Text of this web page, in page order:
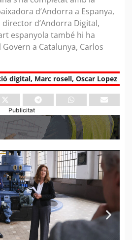
d’Andorra a Espanya,
director d’Andorra Digital,
espanyola també hi ha
a Catalunya, Carlos
digital, Marc rosell, Oscar Lopez
Publicitat